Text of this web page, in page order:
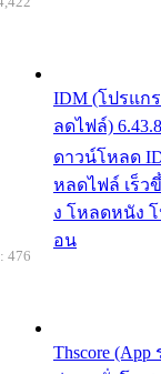
IDM (โปรแกร
ลดไฟล์) 6.43.8
ดาวน์โหลด
หลดไฟล์ เร็ว
ง โหลดหนัง
อน
Thscore
476